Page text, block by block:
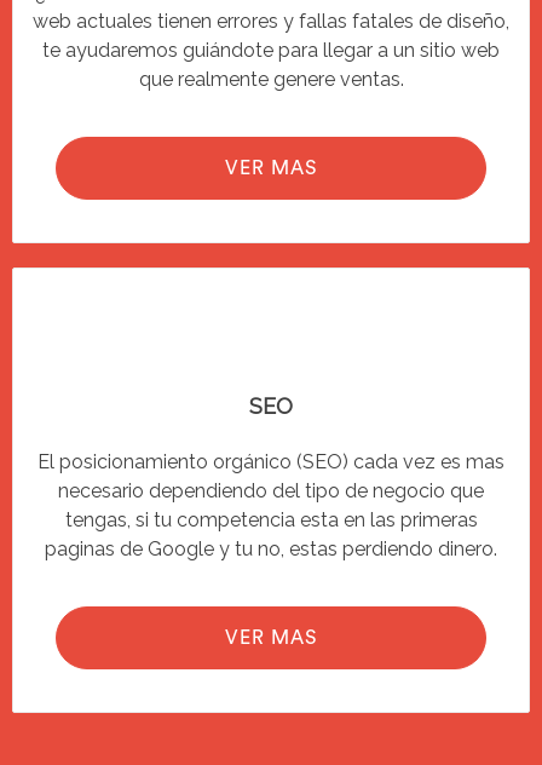
web actuales tienen errores y fallas fatales de diseño,
te ayudaremos guiándote para llegar a un sitio web
que realmente genere ventas.
VER MAS
SEO
El posicionamiento orgánico (SEO) cada vez es mas
necesario dependiendo del tipo de negocio que
tengas, si tu competencia esta en las primeras
paginas de Google y tu no, estas perdiendo dinero.
VER MAS